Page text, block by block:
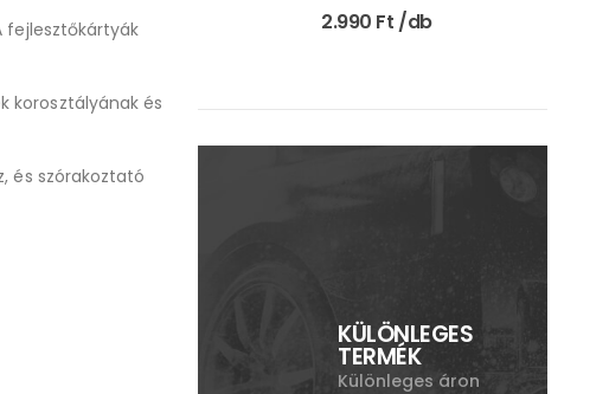
fejlesztőkártyák
korosztályának és
és szórakoztató
2.990 Ft
KÜLÖNLEGES
TERMÉK
Különleges áron